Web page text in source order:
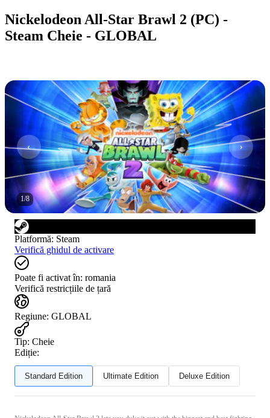
Nickelodeon All-Star Brawl 2 (PC) -
Steam Cheie - GLOBAL
1/8
Platformă: Steam
Verifică ghidul de activare
Poate fi activat în: romania
Verifică restricțiile de țară
Regiune: GLOBAL
Tip: Cheie
Ediție:
Standard Edition Ultimate Edition Deluxe Edition